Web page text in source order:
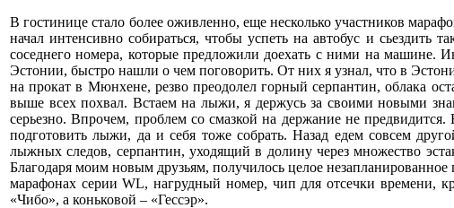
В гостинице стало более оживленно, еще несколько участников
начал интенсивно собираться, чтобы успеть на автобус и
соседнего номера, которые предложили доехать с ними на машине.
Эстонии, быстро нашли о чем поговорить. От них я узнал, что в
на прокат в Мюнхене, резво преодолел горный серпантин, облака
выше всех похвал. Встаем на лыжи, я держусь за своими новыми
серьезно. Впрочем, проблем со смазкой на держание не
подготовить лыжи, да и себя тоже собрать. Назад едем совсем
лыжных следов, серпантин, уходящий в долину через множество
Благодаря моим новым друзьям, получилось целое
марафонах серии WL, нагрудный номер, чип для отсечки времени,
«Чибо», а коньковой – «Гессэр».